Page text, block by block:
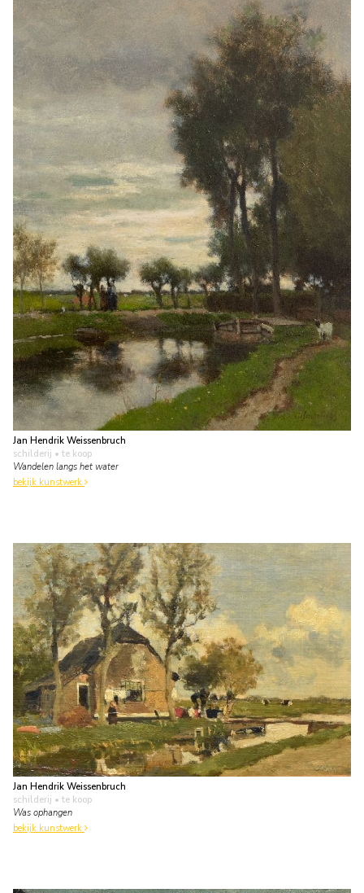
Jan Hendrik Weissenbruch
schilderij • te koop
Wandelen langs het water
bekijk kunstwerk
Jan Hendrik Weissenbruch
schilderij • te koop
Was ophangen
bekijk kunstwerk